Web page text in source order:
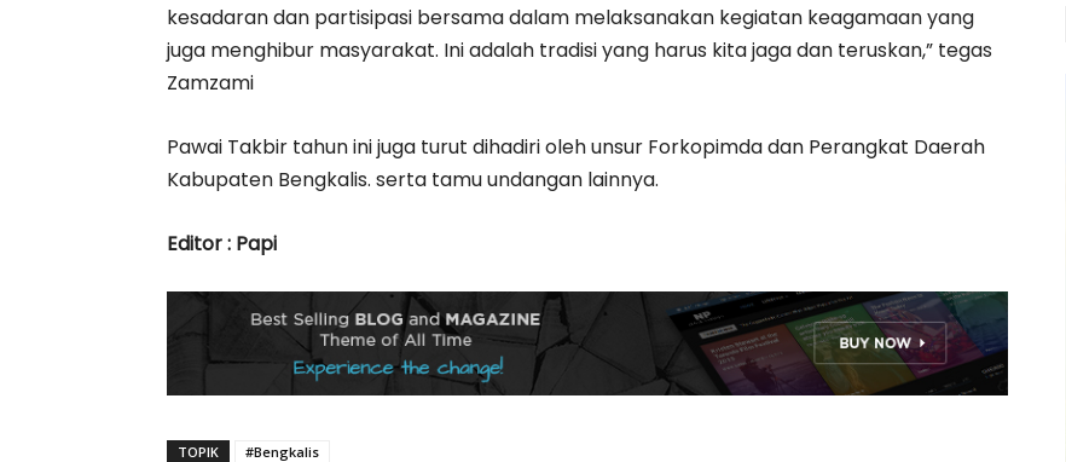
kesadaran dan partisipasi bersama dalam melaksanakan kegiatan keagamaan yang
juga menghibur masyarakat. Ini adalah tradisi yang harus kita jaga dan teruskan,” tegas
Zamzami
‎‎Pawai Takbir tahun ini juga turut dihadiri oleh unsur Forkopimda dan Perangkat Daerah
Kabupaten Bengkalis. serta tamu undangan lainnya.
Editor : Papi
TOPIK #Bengkalis